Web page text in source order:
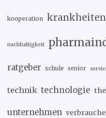
kooperation krankheiten
nachhaltigkeit
ratgeber schule senior
technik technologie
unternehmen